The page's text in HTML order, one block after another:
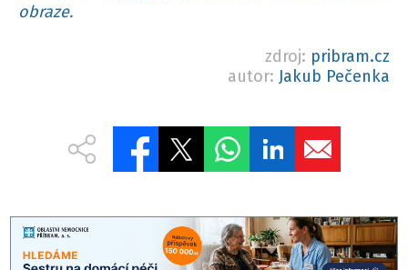
obraze.
zdroj: pribram.cz
autor: Jakub Pečenka